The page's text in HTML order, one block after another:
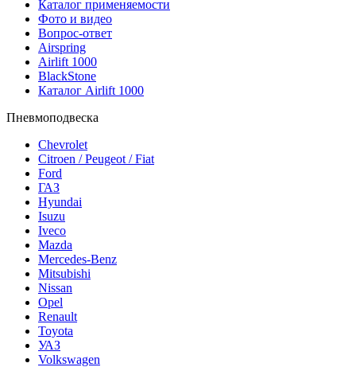
Каталог применяемости
Фото и видео
Вопрос-ответ
Airspring
Airlift 1000
BlackStone
Каталог Airlift 1000
Пневмоподвеска
Chevrolet
Citroen / Peugeot / Fiat
Ford
ГАЗ
Hyundai
Isuzu
Iveco
Mazda
Mercedes-Benz
Mitsubishi
Nissan
Opel
Renault
Toyota
УАЗ
Volkswagen